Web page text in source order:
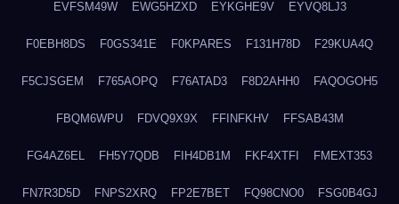
EVFSM49W EWG5HZXD EYKGHE9V EYVQ8LJ3
F0EBH8DS F0GS341E F0KPARES F131H78D F29KUA4Q
F5CJSGEM F765AOPQ F76ATAD3 F8D2AHH0 FAQOGOH5
FBQM6WPU FDVQ9X9X FFINFKHV FFSAB43M
FG4AZ6EL FH5Y7QDB FIH4DB1M FKF4XTFI FMEXT353
FN7R3D5D FNPS2XRQ FP2E7BET FQ98CNO0 FSG0B4GJ